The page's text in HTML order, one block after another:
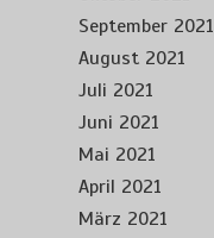
September 2021
August 2021
Juli 2021
Juni 2021
Mai 2021
April 2021
März 2021